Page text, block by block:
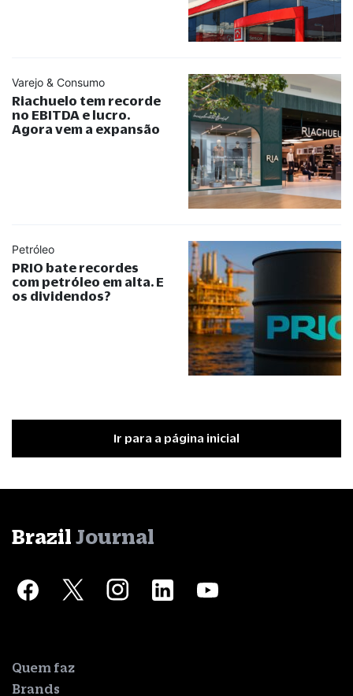
Varejo & Consumo
Riachuelo tem recorde
no EBITDA e lucro.
Agora vem a expansão
Petróleo
PRIO bate recordes
com petróleo em alta. E
os dividendos?
Ir para a página inicial
Brazil Journal
Quem faz
Brands